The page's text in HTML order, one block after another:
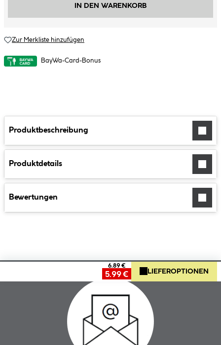
IN DEN WARENKORB
Zur Merkliste hinzufügen
BayWa-Card-Bonus
Produktbeschreibung
Produktdetails
Bewertungen
6.89 €
5.99 € LIEFEROPTIONEN